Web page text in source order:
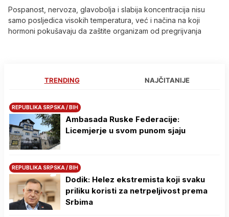
Pospanost, nervoza, glavobolja i slabija koncentracija nisu
samo posljedica visokih temperatura, već i načina na koji
hormoni pokušavaju da zaštite organizam od pregrijvanja
TRENDING NAJČITANIJE
REPUBLIKA SRPSKA / BIH
Ambasada Ruske Federacije:
Licemjerje u svom punom sjaju
REPUBLIKA SRPSKA / BIH
Dodik: Helez ekstremista koji svaku
priliku koristi za netrpeljivost prema
Srbima